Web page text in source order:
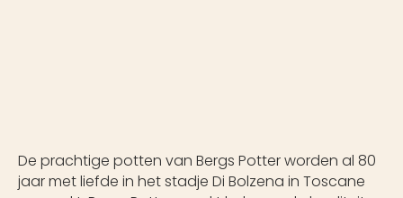
De prachtige potten van Bergs Potter worden al 80
jaar met liefde in het stadje Di Bolzena in Toscane